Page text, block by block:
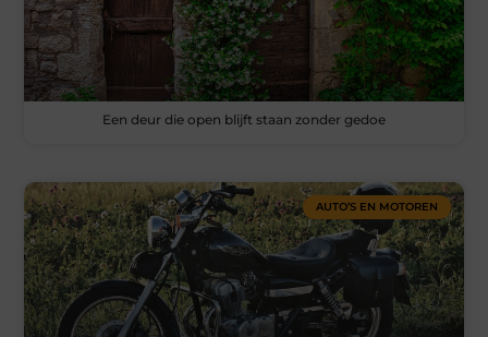
Een deur die open blijft staan zonder gedoe
AUTO’S EN MOTOREN